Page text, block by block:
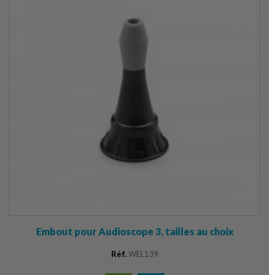
Embout pour Audioscope 3, tailles au choix
Réf. WEL139